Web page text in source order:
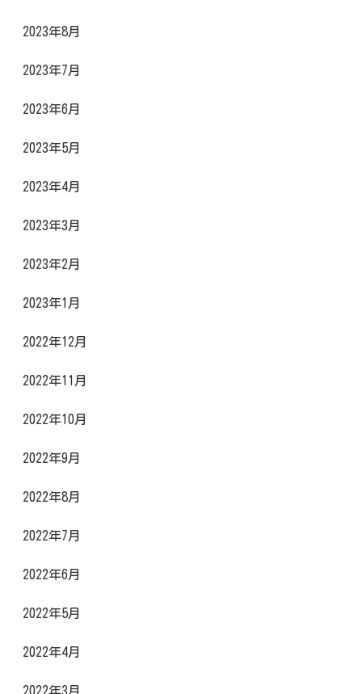
2023年8月
2023年7月
2023年6月
2023年5月
2023年4月
2023年3月
2023年2月
2023年1月
2022年12月
2022年11月
2022年10月
2022年9月
2022年8月
2022年7月
2022年6月
2022年5月
2022年4月
2022年3月